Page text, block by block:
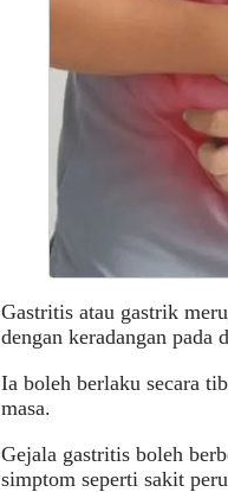
Gastritis atau gastrik
dengan keradangan pada
Ia boleh berlaku secara
masa.
Gejala gastritis boleh
simptom seperti sakit